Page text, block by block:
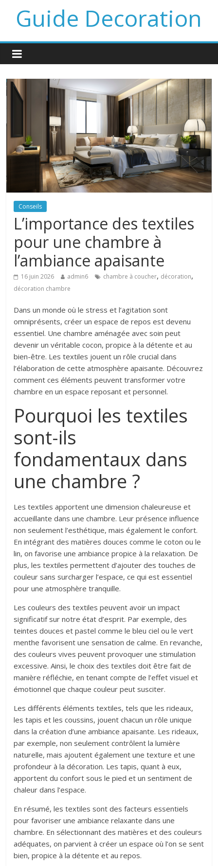
Guide Decoration
Conseils
L’importance des textiles
pour une chambre à
l’ambiance apaisante
16 juin 2026 admin6 chambre à coucher, décoration,
décoration chambre
Dans un monde où le stress et l’agitation sont
omniprésents, créer un espace de repos est devenu
essentiel. Une chambre aménagée avec soin peut
devenir un véritable cocon, propice à la détente et au
bien-être. Les textiles jouent un rôle crucial dans
l’élaboration de cette atmosphère apaisante. Découvrez
comment ces éléments peuvent transformer votre
chambre en un espace reposant et personnel.
Pourquoi les textiles
sont-ils
fondamentaux dans
une chambre ?
Les textiles apportent une dimension chaleureuse et
accueillante dans une chambre. Leur présence influence
non seulement l’esthétique, mais également le confort.
En intégrant des matières douces comme le coton ou le
lin, on favorise une ambiance propice à la relaxation. De
plus, les textiles permettent d’ajouter des touches de
couleur sans surcharger l’espace, ce qui est essentiel
pour une atmosphère tranquille.
Les couleurs des textiles peuvent avoir un impact
significatif sur notre état d’esprit. Par exemple, des
teintes douces et pastel comme le bleu ciel ou le vert
menthe favorisent une sensation de calme. En revanche,
des couleurs vives peuvent provoquer une stimulation
excessive. Ainsi, le choix des textiles doit être fait de
manière réfléchie, en tenant compte de l’effet visuel et
émotionnel que chaque couleur peut susciter.
Les différents éléments textiles, tels que les rideaux,
les tapis et les coussins, jouent chacun un rôle unique
dans la création d’une ambiance apaisante. Les rideaux,
par exemple, non seulement contrôlent la lumière
naturelle, mais ajoutent également une texture et une
profondeur à la décoration. Les tapis, quant à eux,
apportent du confort sous le pied et un sentiment de
chaleur dans l’espace.
En résumé, les textiles sont des facteurs essentiels
pour favoriser une ambiance relaxante dans une
chambre. En sélectionnant des matières et des couleurs
adéquates, on parvient à créer un espace où l’on se sent
bien, propice à la détente et au repos.